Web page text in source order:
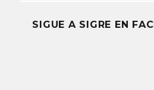
SIGUE A SIGRE EN